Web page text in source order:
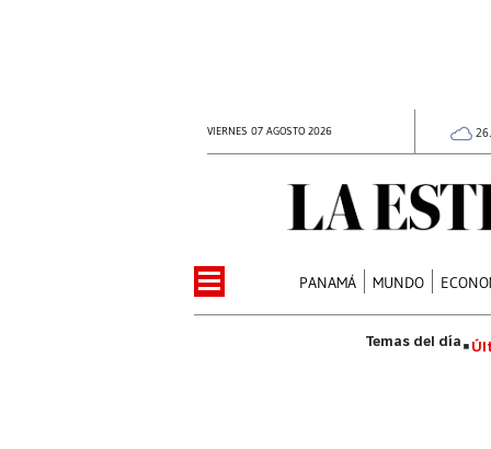
VIERNES 07 AGOSTO 2026
PANAMÁ MUNDO